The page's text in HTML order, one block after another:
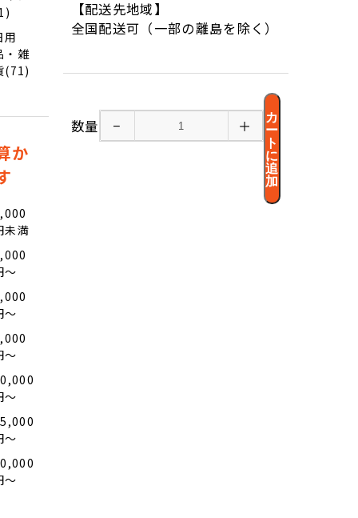
用
・雑
(71)
か
未満
〜
〜
〜
〜
〜
〜
【配送先地域】
全国配送可（一部の離島を除く）
数量 − ＋
カ
ー
ト
に
追
加